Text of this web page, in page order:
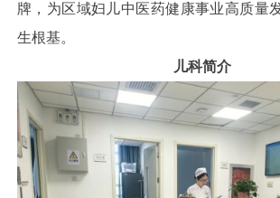
牌，为区域妇儿中医药健康事业高质量
生根基。
儿科简介